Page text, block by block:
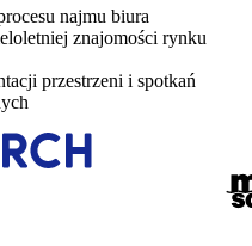
najmu biura
znajomości rynku
przestrzeni i spotkań